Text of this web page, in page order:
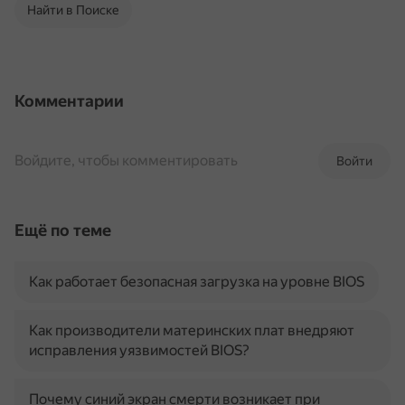
Найти в Поиске
Комментарии
Войти
Войдите, чтобы комментировать
Ещё по теме
Как работает безопасная загрузка на уровне BIOS
Как производители материнских плат внедряют
исправления уязвимостей BIOS?
Почему синий экран смерти возникает при